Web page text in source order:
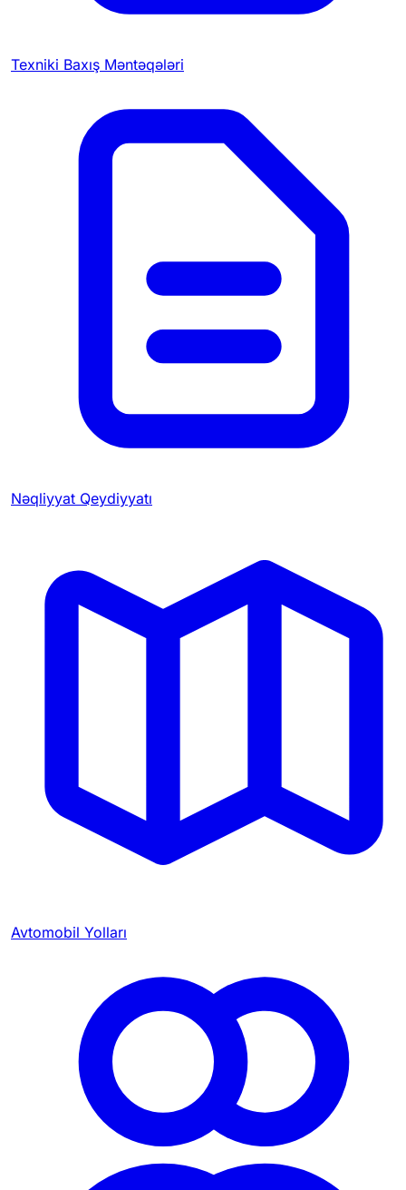
Texniki Baxış Məntəqələri
Nəqliyyat Qeydiyyatı
Avtomobil Yolları